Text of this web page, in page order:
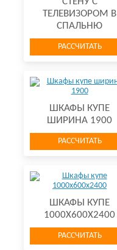
ТЕЛЕВИЗОРОМ В
СПАЛЬНЮ
РАССЧИТАТЬ
ШКАФЫ КУПЕ
ШИРИНА 1900
РАССЧИТАТЬ
ШКАФЫ КУПЕ
1000Х600Х2400
РАССЧИТАТЬ